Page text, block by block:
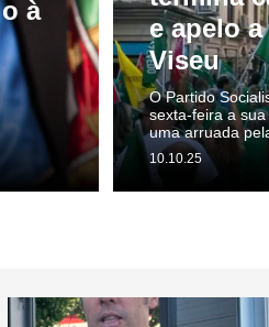
à
e apelo
Viseu
10.10.25
O Partido
sexta-feira a
uma arruada